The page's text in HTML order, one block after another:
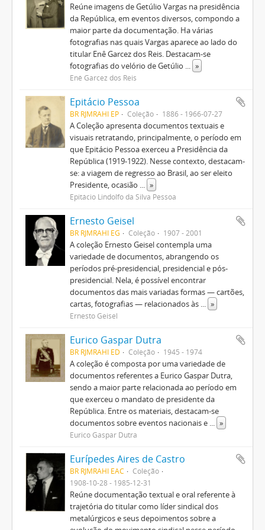
Reúne imagens de Getúlio Vargas na presidência
da República, em eventos diversos, compondo a
maior parte da documentação. Ha várias
fotografias nas quais Vargas aparece ao lado do
titular Enê Garcez dos Reis. Destacam-se
fotografias do velório de Getúlio ... »
Enê Garcez dos Reis
Epitácio Pessoa
BR RJMRAHI EP Coleção 1886 - 1966-07-27
A Coleção apresenta documentos textuais e
visuais retratando, principalmente, o período em
que Epitácio Pessoa exerceu a Presidência da
República (1919-1922). Nesse contexto, destacam-
se: a viagem de regresso ao Brasil, ao ser eleito
Presidente, ocasião ... »
Epitácio Lindolfo da Silva Pessoa
Ernesto Geisel
BR RJMRAHI EG Coleção 1907 - 2001
A coleção Ernesto Geisel contempla uma
variedade de documentos, abrangendo os
períodos pré-presidencial, presidencial e pós-
presidencial. Nela, é possível encontrar
documentos das mais variadas formas — cartões,
cartas, fotografias — relacionados às ... »
Ernesto Geisel
Eurico Gaspar Dutra
BR RJMRAHI ED Coleção 1945 - 1974
A coleção é composta por uma variedade de
documentos referentes a Eurico Gaspar Dutra,
sendo a maior parte relacionada ao período em
que exerceu o mandato de presidente da
República. Entre os materiais, destacam-se
documentos sobre eventos nacionais e ... »
Eurico Gaspar Dutra
Eurípedes Aires de Castro
BR RJMRAHI EAC
Coleção
1908-10-28 - 1985-12-31
Reúne documentação textual e oral referente à
trajetória do titular como líder sindical dos
metalúrgicos e seus depoimentos sobre a